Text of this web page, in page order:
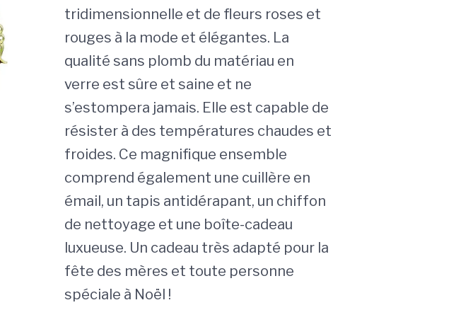
tridimensionnelle et de fleurs roses et
rouges à la mode et élégantes. La
qualité sans plomb du matériau en
verre est sûre et saine et ne
s’estompera jamais. Elle est capable de
résister à des températures chaudes et
froides. Ce magnifique ensemble
comprend également une cuillère en
émail, un tapis antidérapant, un chiffon
de nettoyage et une boîte-cadeau
luxueuse. Un cadeau très adapté pour la
fête des mères et toute personne
spéciale à Noël !